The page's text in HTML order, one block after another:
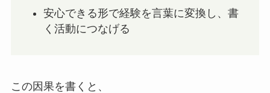
安心できる形で経験を言葉に変換し、書
く活動につなげる
この因果を書くと、